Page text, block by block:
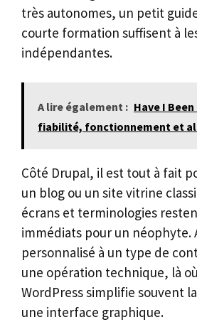
très autonomes, un petit
courte formation suffisent à
indépendantes.
A lire également : Have I
fiabilité, fonctionnement et
Côté Drupal, il est tout à fait
un blog ou un site vitrine
écrans et terminologies
immédiats pour un néophyte.
personnalisé à un type de
une opération technique, là
WordPress simplifie souvent
une interface graphique.